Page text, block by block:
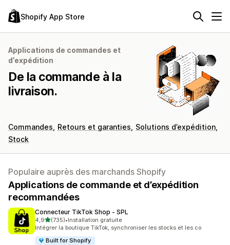
Shopify App Store
Applications de commandes et
d’expédition
De la commande à la
livraison.
Commandes Retours et garanties
Solutions d’expédition
Stock
Populaire auprès des marchands Shopify
Applications de commande et d’expédition
recommandées
Connecteur TikTok Shop ‑ SPL
4,9étoile(s) sur 5
(735)
735 avis au total
•Installation gratuite
Intégrer la boutique TikTok, synchroniser les stocks et les co
Built for Shopify